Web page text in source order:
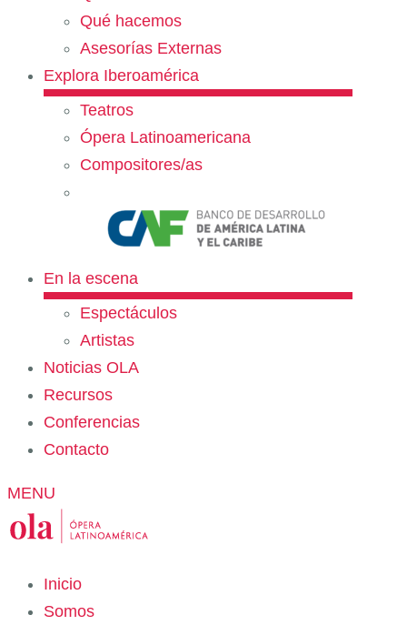
Qué hacemos
Asesorías Externas
Explora Iberoamérica
Teatros
Ópera Latinoamericana
Compositores/as
En la escena
Espectáculos
Artistas
Noticias OLA
Recursos
Conferencias
Contacto
MENU
Inicio
Somos